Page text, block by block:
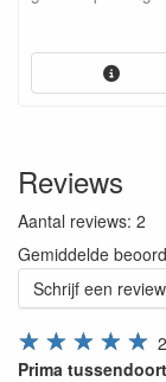
Reviews
Aantal reviews: 2
Gemiddelde
Schrijf een review
☆
☆
☆
☆
☆
Prima